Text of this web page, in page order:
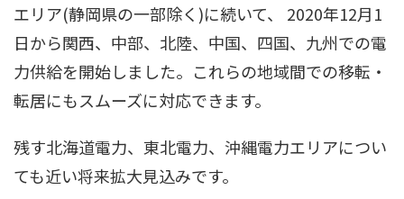
エリア(静岡県の一部除く)に続いて、 2020年12月1
日から関西、中部、北陸、中国、四国、九州での電
力供給を開始しました。これらの地域間での移転・
転居にもスムーズに対応できます。
残す北海道電力、東北電力、沖縄電力エリアについ
ても近い将来拡大見込みです。